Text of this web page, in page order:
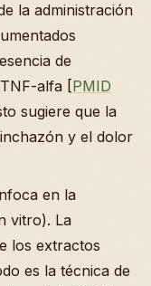
la administración
de
alfa [PMID
sugiere que la
y el dolor
en la
vitro). La
los extractos
es la técnica de